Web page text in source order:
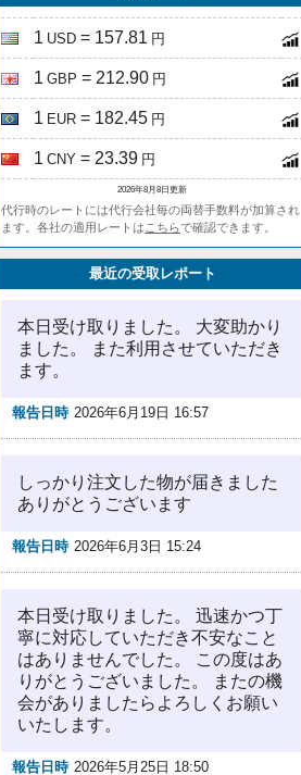
1 USD = 157.81 円
1 GBP = 212.90 円
1 EUR = 182.45 円
1 CNY = 23.39 円
2026年8月8日更新
代行時のレートには代行会社毎の両替手数料が加算され
ます。各社の適用レートは こちらで確認できます。
最近の受取レポート
本日受け取りました。 大変助かり
ました。 また利用させていただき
ます。
報告日時 2026年6月19日 16:57
しっかり注文した物が届きました
ありがとうございます
報告日時 2026年6月3日 15:24
本日受け取りました。 迅速かつ丁
寧に対応していただき不安なこと
はありませんでした。 この度はあ
りがとうございました。 またの機
会がありましたらよろしくお願い
いたします。
報告日時 2026年5月25日 18:50